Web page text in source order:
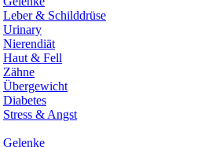
Leber & Schilddrüse
Urinary
Nierendiät
Haut & Fell
Zähne
Übergewicht
Diabetes
Stress & Angst
Gelenke